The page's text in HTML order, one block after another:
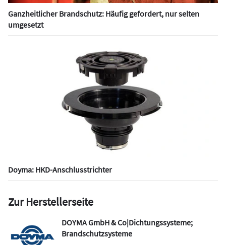
Ganzheitlicher Brandschutz: Häufig gefordert, nur selten
umgesetzt
Doyma: HKD-Anschlusstrichter
Zur Herstellerseite
DOYMA GmbH & Co|Dichtungssysteme;
Brandschutzsysteme